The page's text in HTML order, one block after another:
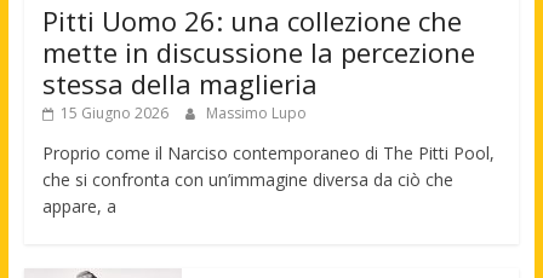
Pitti Uomo 26: una collezione che
mette in discussione la percezione
stessa della maglieria
15 Giugno 2026 Massimo Lupo
Proprio come il Narciso contemporaneo di The Pitti Pool,
che si confronta con un’immagine diversa da ciò che
appare, a